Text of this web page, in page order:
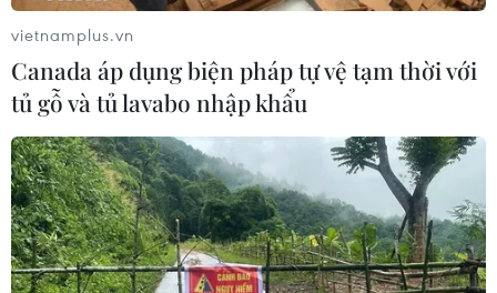
Ngày 3/9, tòa án Anh đã ra phán quyết có tội nhằm
vào 2 đối tượng trong một vụ đâm dao gây chấn động
London.
vietnamplus.vn
Canada áp dụng biện pháp tự vệ tạm thời với
tủ gỗ và tủ lavabo nhập khẩu